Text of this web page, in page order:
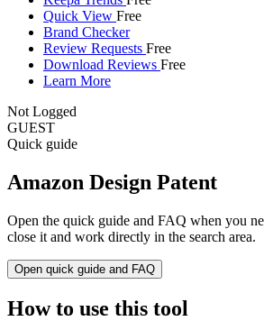
Quick View Free
Brand Checker
Review Requests Free
Download Reviews Free
Learn More
Not Logged
GUEST
Quick guide
Amazon Design Patent
Open the quick guide and FAQ when you
close it and work directly in the search area.
Open quick guide and FAQ
How to use this tool